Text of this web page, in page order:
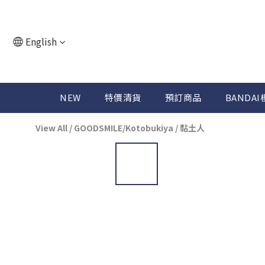
English
NEW 特價清貨 預訂商品 BANDAI
View All / GOODSMILE/Kotobukiya /黏土人